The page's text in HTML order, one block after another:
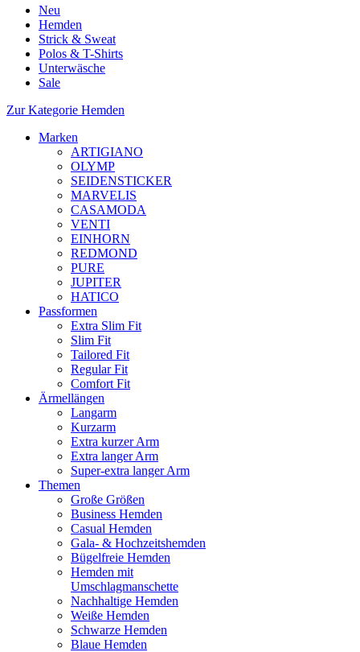
Neu
Hemden
Strick & Sweat
Polos & T-Shirts
Unterwäsche
Sale
Zur Kategorie Hemden
Marken
ARTIGIANO
OLYMP
SEIDENSTICKER
MARVELIS
CASAMODA
VENTI
EINHORN
REDMOND
PURE
JUPITER
HATICO
Passformen
Extra Slim Fit
Slim Fit
Tailored Fit
Regular Fit
Comfort Fit
Ärmellängen
Langarm
Kurzarm
Extra kurzer Arm
Extra langer Arm
Super-extra langer Arm
Themen
Große Größen
Business Hemden
Casual Hemden
Gala- & Hochzeitshemden
Bügelfreie Hemden
Hemden mit
Umschlagmanschette
Nachhaltige Hemden
Weiße Hemden
Schwarze Hemden
Blaue Hemden